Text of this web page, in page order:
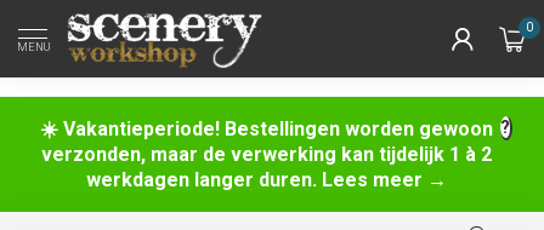
☀️ Vakantieperiode! Bestellingen worden gewoon
verzonden, maar de verwerking kan tijdelijk 1 à 2
werkdagen langer duren. Lees meer →
MENU
0